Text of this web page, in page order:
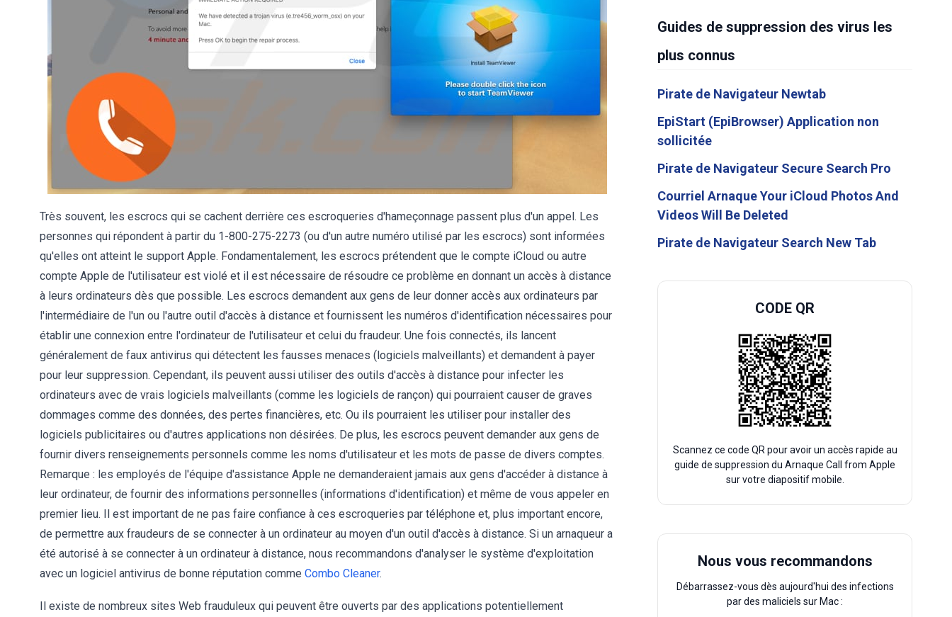
Très souvent, les escrocs qui se cachent derrière ces escroqueries d'hameçonnage passent plus d'un appel. Les
personnes qui répondent à partir du 1-800-275-2273 (ou d'un autre numéro utilisé par les escrocs) sont informées
qu'elles ont atteint le support Apple. Fondamentalement, les escrocs prétendent que le compte iCloud ou autre
compte Apple de l'utilisateur est violé et il est nécessaire de résoudre ce problème en donnant un accès à distance
à leurs ordinateurs dès que possible. Les escrocs demandent aux gens de leur donner accès aux ordinateurs par
l'intermédiaire de l'un ou l'autre outil d'accès à distance et fournissent les numéros d'identification nécessaires pour
établir une connexion entre l'ordinateur de l'utilisateur et celui du fraudeur. Une fois connectés, ils lancent
généralement de faux antivirus qui détectent les fausses menaces (logiciels malveillants) et demandent à payer
pour leur suppression. Cependant, ils peuvent aussi utiliser des outils d'accès à distance pour infecter les
ordinateurs avec de vrais logiciels malveillants (comme les logiciels de rançon) qui pourraient causer de graves
dommages comme des données, des pertes financières, etc. Ou ils pourraient les utiliser pour installer des
logiciels publicitaires ou d'autres applications non désirées. De plus, les escrocs peuvent demander aux gens de
fournir divers renseignements personnels comme les noms d'utilisateur et les mots de passe de divers comptes.
Remarque : les employés de l'équipe d'assistance Apple ne demanderaient jamais aux gens d'accéder à distance à
leur ordinateur, de fournir des informations personnelles (informations d'identification) et même de vous appeler en
premier lieu. Il est important de ne pas faire confiance à ces escroqueries par téléphone et, plus important encore,
de permettre aux fraudeurs de se connecter à un ordinateur au moyen d'un outil d'accès à distance. Si un arnaqueur a
été autorisé à se connecter à un ordinateur à distance, nous recommandons d'analyser le système d'exploitation
avec un logiciel antivirus de bonne réputation comme Combo Cleaner.
Il existe de nombreux sites Web frauduleux qui peuvent être ouverts par des applications potentiellement
Guides de suppression des virus les
plus connus
Pirate de Navigateur Newtab
EpiStart (EpiBrowser) Application non
sollicitée
Pirate de Navigateur Secure Search Pro
Courriel Arnaque Your iCloud Photos And
Videos Will Be Deleted
Pirate de Navigateur Search New Tab
CODE QR
Scannez ce code QR pour avoir un accès rapide au
guide de suppression du Arnaque Call from Apple
sur votre diapositif mobile.
Nous vous recommandons
Débarrassez-vous dès aujourd'hui des infections
par des maliciels sur Mac :